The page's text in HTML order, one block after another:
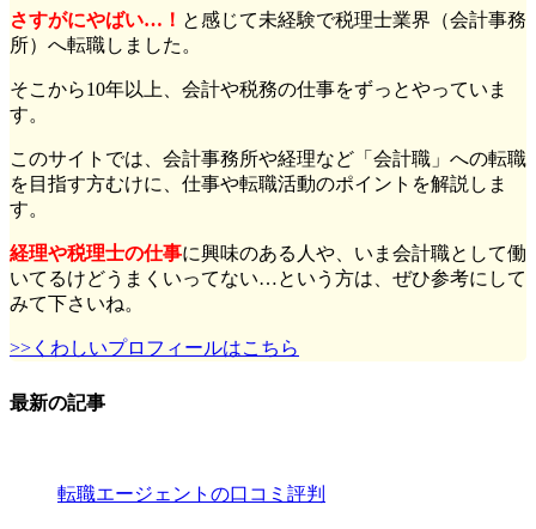
さすがにやばい…！ と感じて未経験で税理士業界（会計事務
所）へ転職しました。
そこから10年以上、会計や税務の仕事をずっとやっていま
す。
このサイトでは、会計事務所や経理など「会計職」への転職
を目指す方むけに、仕事や転職活動のポイントを解説しま
す。
経理や税理士の仕事に興味のある人や、いま会計職として働
いてるけどうまくいってない…という方は、ぜひ参考にして
みて下さいね。
>>くわしいプロフィールはこちら
最新の記事
転職エージェントの口コミ評判